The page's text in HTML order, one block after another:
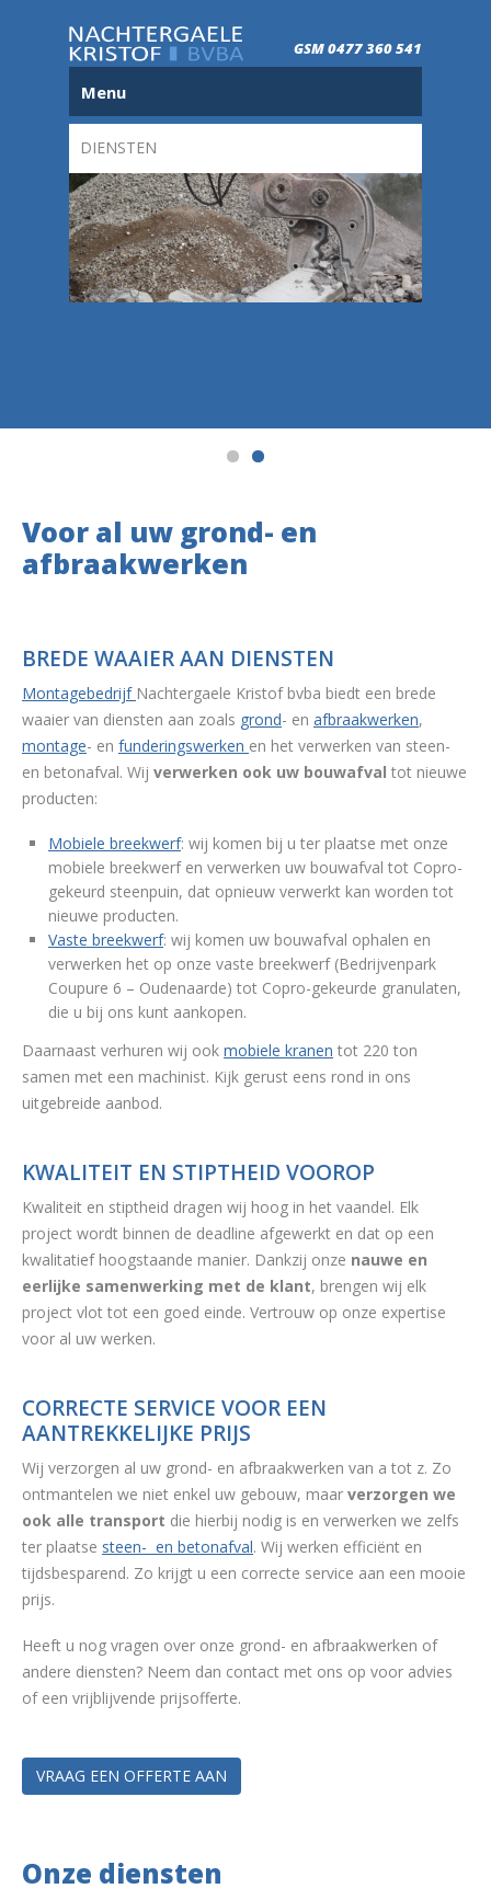
GSM 0477 360 541
Menu
DIENSTEN
Voor al uw grond- en
afbraakwerken
BREDE WAAIER AAN DIENSTEN
Montagebedrijf Nachtergaele Kristof bvba biedt een brede
waaier van diensten aan zoals grond- en afbraakwerken,
montage- en funderingswerken en het verwerken van steen-
en betonafval. Wij verwerken ook uw bouwafval tot nieuwe
producten:
Mobiele breekwerf: wij komen bij u ter plaatse met onze
mobiele breekwerf en verwerken uw bouwafval tot Copro-
gekeurd steenpuin, dat opnieuw verwerkt kan worden tot
nieuwe producten.
Vaste breekwerf: wij komen uw bouwafval ophalen en
verwerken het op onze vaste breekwerf (Bedrijvenpark
Coupure 6 – Oudenaarde) tot Copro-gekeurde granulaten,
die u bij ons kunt aankopen.
Daarnaast verhuren wij ook mobiele kranen tot 220 ton
samen met een machinist. Kijk gerust eens rond in ons
uitgebreide aanbod.
KWALITEIT EN STIPTHEID VOOROP
Kwaliteit en stiptheid dragen wij hoog in het vaandel. Elk
project wordt binnen de deadline afgewerkt en dat op een
kwalitatief hoogstaande manier. Dankzij onze nauwe en
eerlijke samenwerking met de klant, brengen wij elk
project vlot tot een goed einde. Vertrouw op onze expertise
voor al uw werken.
CORRECTE SERVICE VOOR EEN
AANTREKKELIJKE PRIJS
Wij verzorgen al uw grond- en afbraakwerken van a tot z. Zo
ontmantelen we niet enkel uw gebouw, maar verzorgen we
ook alle transport die hierbij nodig is en verwerken we zelfs
ter plaatse steen- en betonafval. Wij werken efficiënt en
tijdsbesparend. Zo krijgt u een correcte service aan een mooie
prijs.
Heeft u nog vragen over onze grond- en afbraakwerken of
andere diensten? Neem dan contact met ons op voor advies
of een vrijblijvende prijsofferte.
VRAAG EEN OFFERTE AAN
Onze diensten